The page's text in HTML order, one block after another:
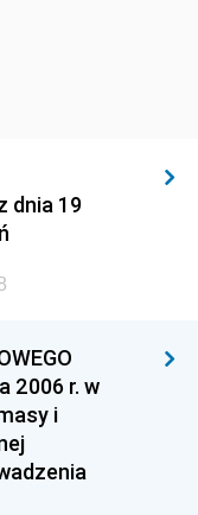
dnia 19
2006 r. w
i